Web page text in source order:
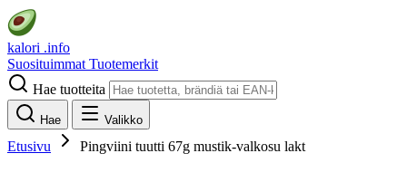
kalori .info
Suosituimmat Tuotemerkit
Hae tuotteita
Hae Valikko
Etusivu Pingviini tuutti 67g mustik-valkosu lakt